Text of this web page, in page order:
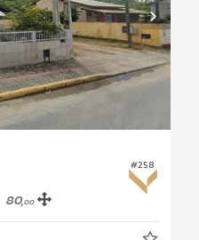
#258
80,00